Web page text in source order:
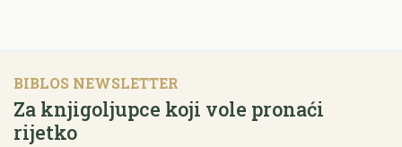
BIBLOS NEWSLETTER
Za knjigoljupce koji vole pronaći
rijetko